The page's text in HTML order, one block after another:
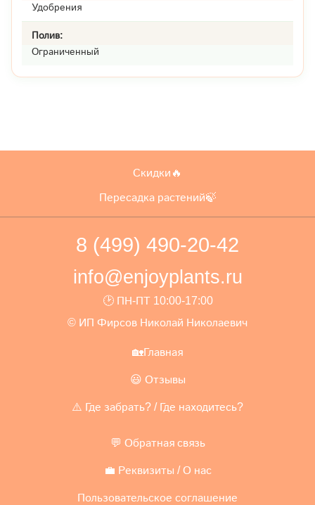
Удобрения
Полив:
Ограниченный
Скидки🔥
Пересадка растений🍃
8 (499) 490-20-42
info@enjoyplants.ru
🕑 ПН-ПТ 10:00-17:00
© ИП Фирсов Николай Николаевич
🏡Главная
😃 Отзывы
⚠️ Где забрать? / Где находитесь?
💬 Обратная связь
💼 Реквизиты / О нас
Пользовательское соглашение